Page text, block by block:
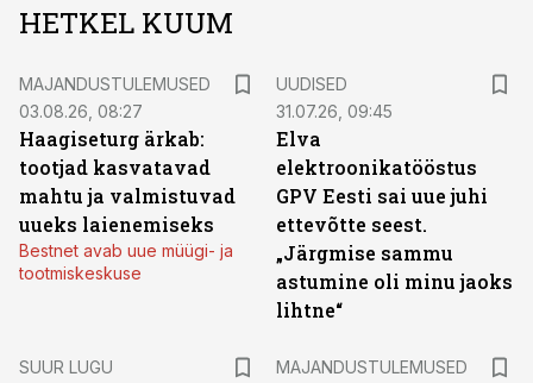
HETKEL KUUM
MAJANDUSTULEMUSED
03.08.26, 08:27
Haagiseturg ärkab:
tootjad kasvatavad
mahtu ja valmistuvad
uueks laienemiseks
Bestnet avab uue müügi- ja
tootmiskeskuse
UUDISED
31.07.26, 09:45
Elva
elektroonikatööstus
GPV Eesti sai uue juhi
ettevõtte seest.
„Järgmise sammu
astumine oli minu jaoks
lihtne“
SUUR LUGU
MAJANDUSTULEMUSED